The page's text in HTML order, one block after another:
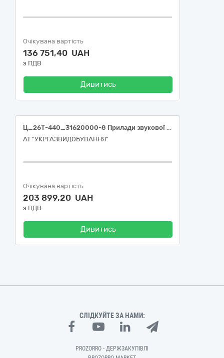
Очікувана вартість
136 751,40 UAH
з ПДВ
Дивитись
Ц_26Т-440_31620000-8 Прилади звукової та візуальної сигналізації (Сповіщувачі пожежної сигналізації та їх частини)
АТ "УКРГАЗВИДОБУВАННЯ"
Очікувана вартість
203 899,20 UAH
з ПДВ
Дивитись
СЛІДКУЙТЕ ЗА НАМИ:
PROZORRO - ДЕРЖЗАКУПІВЛІ